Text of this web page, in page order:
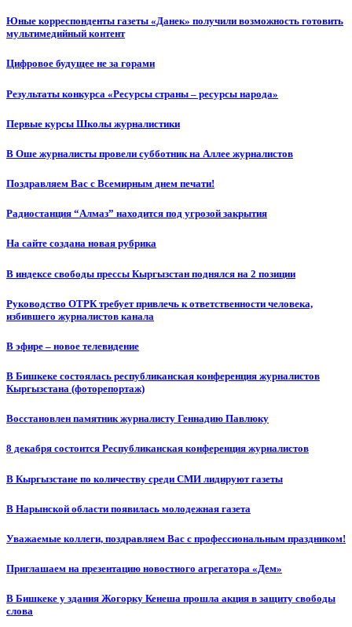
Юные корреспонденты газеты «Данек» получили возможность готовить
мультимедийный контент
Цифровое будущее не за горами
Результаты конкурса «Ресурсы страны – ресурсы народа»
Первые курсы Школы журналистики
В Оше журналисты провели субботник на Аллее журналистов
Поздравляем Вас с Всемирным днем печати!
Радиостанция “Алмаз” находится под угрозой закрытия
На сайте создана новая рубрика
В индексе свободы прессы Кыргызстан поднялся на 2 позиции
Руководство ОТРК требует привлечь к ответственности человека,
избившего журналистов канала
В эфире – новое телевидение
В Бишкеке состоялась республиканская конференция журналистов
Кыргызстана (фоторепортаж)
Восстановлен памятник журналисту Геннадию Павлюку
8 декабря состоится Республиканская конференция журналистов
В Кыргызстане по количеству среди СМИ лидируют газеты
В Нарынской области появилась молодежная газета
Уважаемые коллеги, поздравляем Вас с профессиональным праздником!
Приглашаем на презентацию новостного агрегатора «Дем»
В Бишкеке у здания Жогорку Кенеша прошла акция в защиту свободы
слова